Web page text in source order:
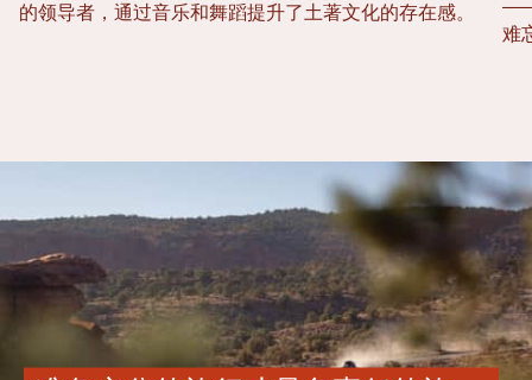
的领导者，通过音乐和舞蹈提升了土著文化的存在感。
——
难